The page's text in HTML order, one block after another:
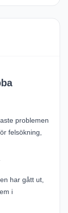
problemen
felsökning,
har gått ut,
i